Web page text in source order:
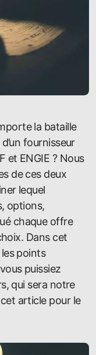
fournisseur
et ENGIE ? Nous
de ces deux
lequel
options,
chaque offre
Dans cet
points
puissiez
qui sera notre
article pour le